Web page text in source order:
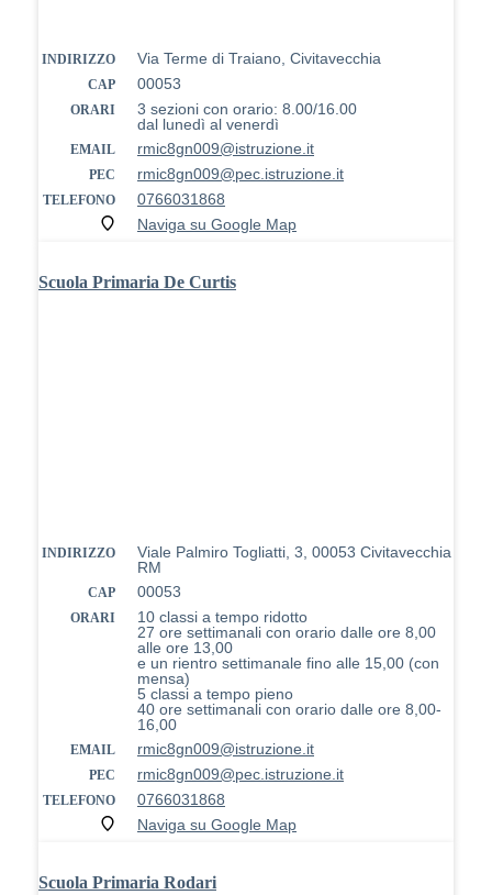
INDIRIZZO Via Terme di Traiano, Civitavecchia
CAP 00053
ORARI
3 sezioni con orario: 8.00/16.00
dal lunedì al venerdì
EMAIL rmic8gn009@istruzione.it
PEC rmic8gn009@pec.istruzione.it
TELEFONO
0766031868
Naviga su Google Map
Scuola Primaria De Curtis
INDIRIZZO
Viale Palmiro Togliatti, 3, 00053 Civitavecchia
RM
CAP 00053
ORARI
10 classi a tempo ridotto
27 ore settimanali con orario dalle ore 8,00
alle ore 13,00
e un rientro settimanale fino alle 15,00 (con
mensa)
5 classi a tempo pieno
40 ore settimanali con orario dalle ore 8,00-
16,00
EMAIL rmic8gn009@istruzione.it
PEC rmic8gn009@pec.istruzione.it
TELEFONO
0766031868
Naviga su Google Map
Scuola Primaria Rodari